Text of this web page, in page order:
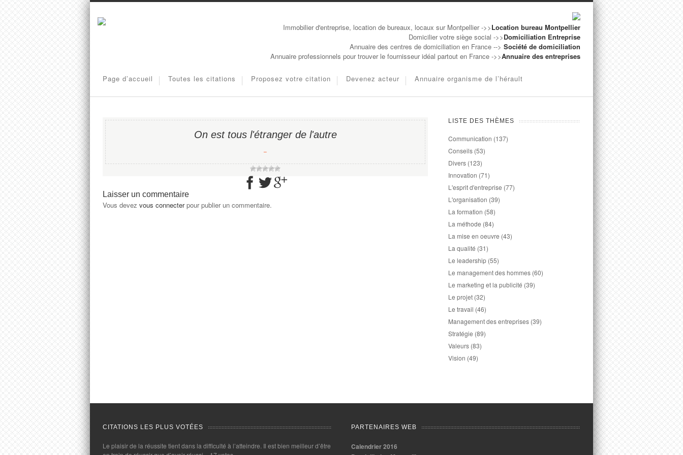
Immobilier d'entreprise, location de bureaux, locaux sur Montpellier ->>Location bureau Montpellier
Domicilier votre siège social ->>Domiciliation Entreprise
Annuaire des centres de domiciliation en France --> Société de domiciliation
Annuaire professionnels pour trouver le fournisseur idéal partout en France ->>Annuaire des entreprises
Page d’accueil Toutes les citations Proposez votre citation Devenez acteur Annuaire organisme de l’hérault
On est tous l'étranger de l'autre
−
Laisser un commentaire
Vous devez vous connecterpour publier un commentaire.
LISTE DES THÈMES
Communication (137)
Conseils (53)
Divers (123)
Innovation (71)
L'esprit d'entreprise (77)
L'organisation (39)
La formation (58)
La méthode (84)
La mise en oeuvre (43)
La qualité (31)
Le leadership (55)
Le management des hommes (60)
Le marketing et la publicité (39)
Le projet (32)
Le travail (46)
Management des entreprises (39)
Stratégie (89)
Valeurs (83)
Vision (49)
CITATIONS LES PLUS VOTÉES
Le plaisir de la réussite tient dans la difficulté à l’atteindre. Il est bien meilleur d’être
PARTENAIRES WEB
Calendrier 2016